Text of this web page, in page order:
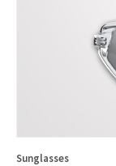
Sunglasses